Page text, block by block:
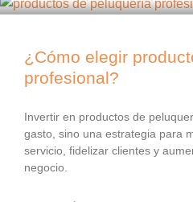
¿Cómo elegir
profesional?
Invertir en productos de
gasto, sino una estrategia para
servicio, fidelizar clientes y
negocio.